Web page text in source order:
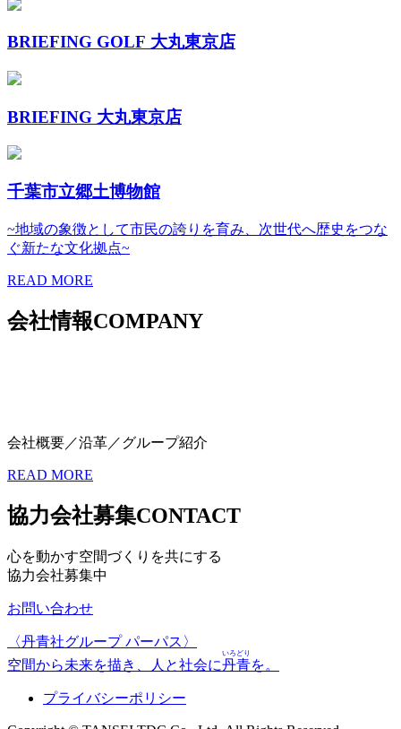
BRIEFING GOLF 大丸東京店
BRIEFING 大丸東京店
千葉市立郷土博物館
~地域の象徴として市民の誇りを育み、次世代へ歴史をつな
ぐ新たな文化拠点~
READ MORE
会社情報COMPANY
会社概要／沿革／グループ紹介
READ MORE
協力会社募集CONTACT
心を動かす空間づくりを共にする
協力会社募集中
お問い合わせ
〈丹青社グループ パーパス〉
空間から未来を描き、人と社会に丹青
いろどり
を。
プライバシーポリシー